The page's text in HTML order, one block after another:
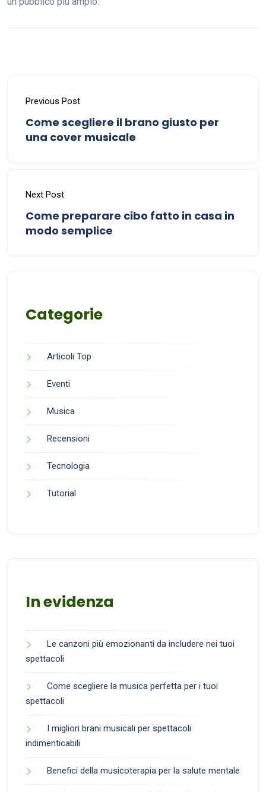
Previous Post
Come scegliere il brano giusto per
una cover musicale
Next Post
Come preparare cibo fatto in casa in
modo semplice
Categorie
Articoli Top
Eventi
Musica
Recensioni
Tecnologia
Tutorial
In evidenza
Le canzoni più emozionanti da includere nei tuoi
spettacoli
Come scegliere la musica perfetta per i tuoi
spettacoli
I migliori brani musicali per spettacoli
indimenticabili
Benefici della musicoterapia per la salute mentale